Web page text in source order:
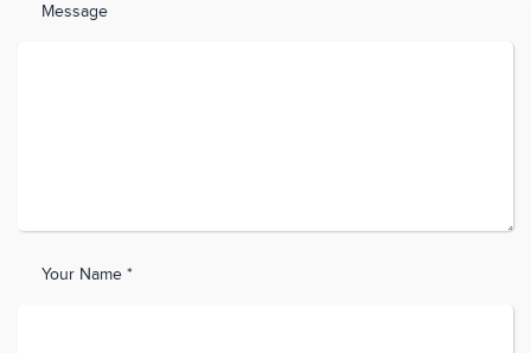
Message
Your Name *